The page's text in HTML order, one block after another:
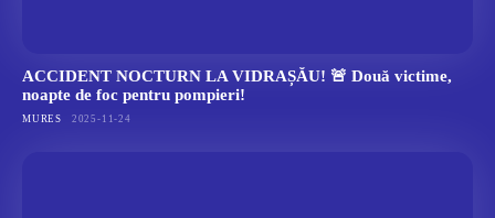
ACCIDENT NOCTURN LA VIDRAȘĂU! 🚨 Două victime,
noapte de foc pentru pompieri!
MURES 2025-11-24